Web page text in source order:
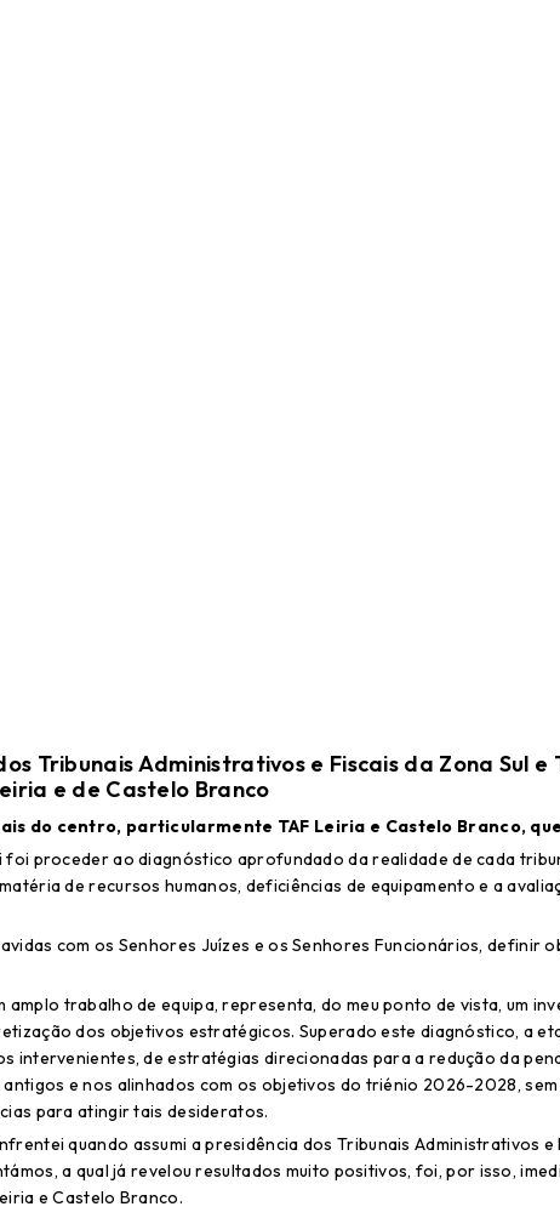
Tribunais Administrativos e Fiscais da Zona Sul e
e de Castelo Branco
do centro, particularmente TAF Leiria e Castelo Branco,
proceder ao diagnóstico aprofundado da realidade de cada
de recursos humanos, deficiências de equipamento e a
com os Senhores Juízes e os Senhores Funcionários, definir
amplo trabalho de equipa, representa, do meu ponto de vista, um
dos objetivos estratégicos. Superado este diagnóstico, a
intervenientes, de estratégias direcionadas para a redução da
e nos alinhados com os objetivos do triénio 2026-2028,
para atingir tais desideratos.
quando assumi a presidência dos Tribunais Administrativos e
a qual já revelou resultados muito positivos, foi, por isso,
e Castelo Branco.